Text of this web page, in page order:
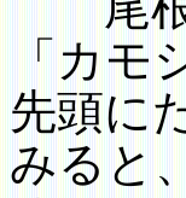
「カモ
先頭に
みると